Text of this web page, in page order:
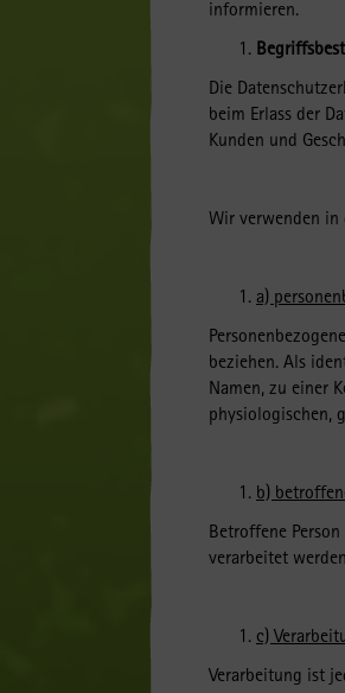
informieren.
Die
beim Erlass der
Kunden und
Wir verwenden in
a)
beziehen. Als
Namen, zu einer
physiologischen,
b)
Betroffene
verarbeitet
c)
Verarbeitung ist